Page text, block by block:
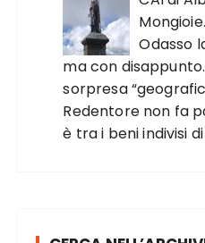
Odasso
ma con
sorpresa
Redentore non fa
è tra i beni indivisi